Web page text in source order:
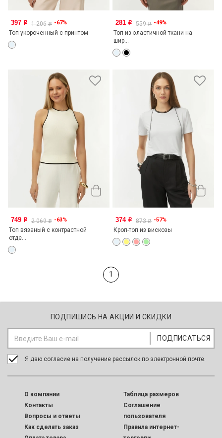
397 o 1 206o -67%
Топ укороченный с принтом
281 o 559o -49%
Топ из эластичной ткани на
шир...
749 o 2 069o -63%
Топ вязаный с контрастной
отде...
374 o 873o -57%
Кроп-топ из вискозы
1
ПОДПИШИСЬ НА АКЦИИ И СКИДКИ
Я даю согласие на получение рассылок по электронной почте.
O компании
Контакты
Вопросы и ответы
Как сделать заказ
Таблица размеров
Соглашение
пользователя
Правила интернет-